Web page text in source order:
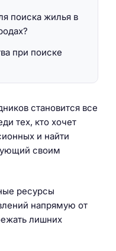
становится все
тех, кто хочет
и найти
своим
ресурсы
напрямую от
лишних
поиска жилья в
при поиске